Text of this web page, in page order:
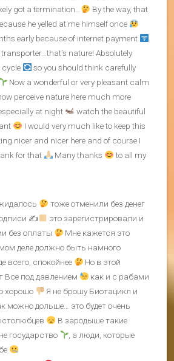
got a termination…
By the way, that
he yelled at me himself once
early because of internet payment
transporter…that’s nature! Absolutely
cycle
so you should think carefully
Now a wonderful or very pleasant calm
perceive nature here much more
at night
watch the beautiful
I would very much like to keep this
nicer and nicer here and of course I
for that
Many thanks
to all my
тоже отменили без денег
✍
это зарегистрировали и
без оплаты
Мне кажется это
деле должно быть намного
всего, спокойнее
Но в этой
Все под давлением
как и с рабами
хорошо
Я не брошу Биотацикл и
можно дольше… это будет очень
В зародыше такие
государство
, а люди, которые